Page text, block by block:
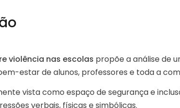
violência nas escolas propõe a análise de
estar de alunos, professores e toda a
vista como espaço de segurança e
verbais, físicas e simbólicas.